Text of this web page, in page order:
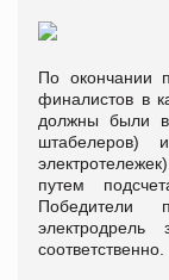
По окончании
финалистов в
должны были
штабелеров) и
путем
Победители
соответственно.